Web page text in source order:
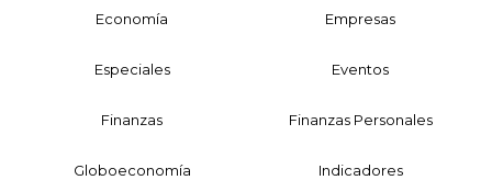
Economía Empresas
Especiales Eventos
Finanzas Finanzas Personales
Globoeconomía Indicadores